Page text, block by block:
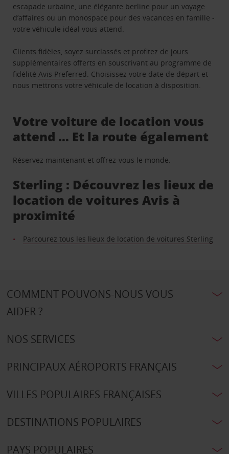
escapade urbaine, une élégante berline pour un voyage
d’affaires ou un monospace pour des vacances en famille -
votre véhicule idéal vous attend.
Clients fidèles, soyez surclassés et profitez de jours
supplémentaires offerts en souscrivant au programme de
fidélitéAvis Preferred. Choisissez votre date de départ et
nous mettrons votre véhicule de location à disposition.
Votre voiture de location vous
attend … Et la route également
Réservez maintenant et offrez-vous le monde.
Sterling : Découvrez les lieux de
location de voitures Avis à
proximité
Parcourez tous les lieux de location de voitures Sterling
COMMENT POUVONS-NOUS VOUS
AIDER ?
NOS SERVICES
PRINCIPAUX AÉROPORTS FRANÇAIS
VILLES POPULAIRES FRANÇAISES
DESTINATIONS POPULAIRES
PAYS POPULAIRES